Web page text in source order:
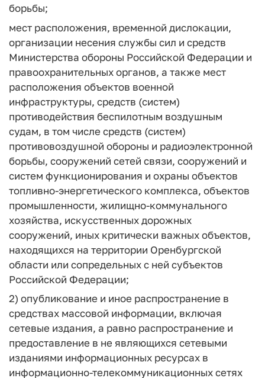
борьбы;
мест расположения, временной дислокации,
организации несения службы сил и средств
Министерства обороны Российской Федерации и
правоохранительных органов, а также мест
расположения объектов военной
инфраструктуры, средств (систем)
противодействия беспилотным воздушным
судам, в том числе средств (систем)
противовоздушной обороны и радиоэлектронной
борьбы, сооружений сетей связи, сооружений и
систем функционирования и охраны объектов
топливно-энергетического комплекса, объектов
промышленности, жилищно-коммунального
хозяйства, искусственных дорожных
сооружений, иных критически важных объектов,
находящихся на территории Оренбургской
области или сопредельных с ней субъектов
Российской Федерации;
2) опубликование и иное распространение в
средствах массовой информации, включая
сетевые издания, а равно распространение и
предоставление в не являющихся сетевыми
изданиями информационных ресурсах в
информационно-телекоммуникационных сетях